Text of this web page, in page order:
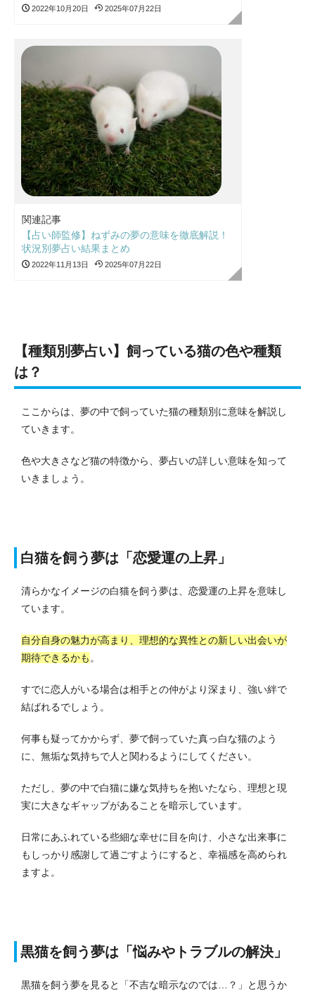
2022年10月20日 2025年07月22日
関連記事
【占い師監修】ねずみの夢の意味を徹底解説！
状況別夢占い結果まとめ
2022年11月13日 2025年07月22日
【種類別夢占い】飼っている猫の色や種類
は？
ここからは、夢の中で飼っていた猫の種類別に意味を解説し
ていきます。
色や大きさなど猫の特徴から、夢占いの詳しい意味を知って
いきましょう。
白猫を飼う夢は「恋愛運の上昇」
清らかなイメージの白猫を飼う夢は、恋愛運の上昇を意味し
ています。
自分自身の魅力が高まり、理想的な異性との新しい出会いが
期待できるかも。
すでに恋人がいる場合は相手との仲がより深まり、強い絆で
結ばれるでしょう。
何事も疑ってかからず、夢で飼っていた真っ白な猫のよう
に、無垢な気持ちで人と関わるようにしてください。
ただし、夢の中で白猫に嫌な気持ちを抱いたなら、理想と現
実に大きなギャップがあることを暗示しています。
日常にあふれている些細な幸せに目を向け、小さな出来事に
もしっかり感謝して過ごすようにすると、幸福感を高められ
ますよ。
黒猫を飼う夢は「悩みやトラブルの解決」
黒猫を飼う夢を見ると「不吉な暗示なのでは…？」と思うか